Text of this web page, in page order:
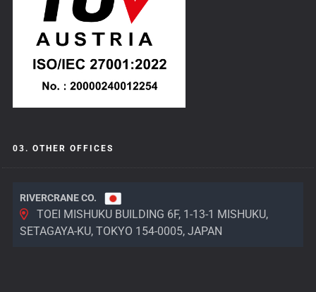
03. OTHER OFFICES
RIVERCRANE CO.
TOEI MISHUKU BUILDING 6F, 1-13-1 MISHUKU,
SETAGAYA-KU, TOKYO 154-0005, JAPAN